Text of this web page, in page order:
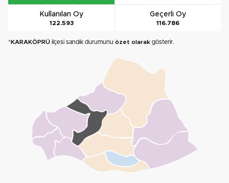
Kullanılan Oy
122.593
Geçerli Oy
116.786
*KARAKÖPRÜ ilçesi sandık durumunu özet olarak gösterir.